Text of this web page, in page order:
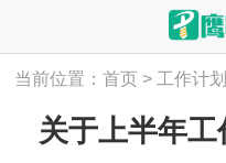
当前位置：首页 > 工作计划
关于上半年